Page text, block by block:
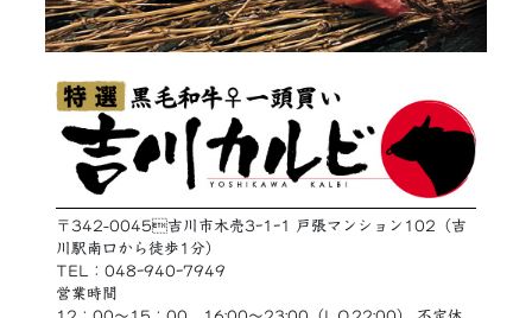
〒342-0045吉川市木売3ｰ1ｰ1 戸張マンション102（吉
川駅南口から徒歩1分）
TEL：048ｰ940ｰ7949
営業時間